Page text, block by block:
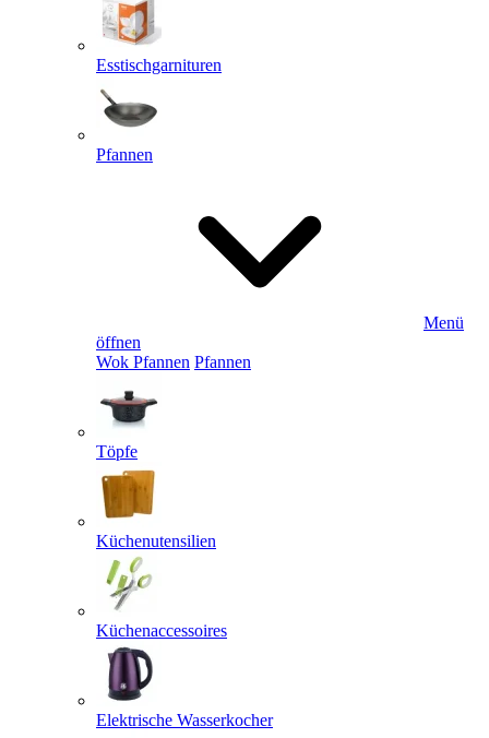
Esstischgarnituren
Pfannen
Menü
öffnen
Wok Pfannen Pfannen
Töpfe
Küchenutensilien
Küchenaccessoires
Elektrische Wasserkocher